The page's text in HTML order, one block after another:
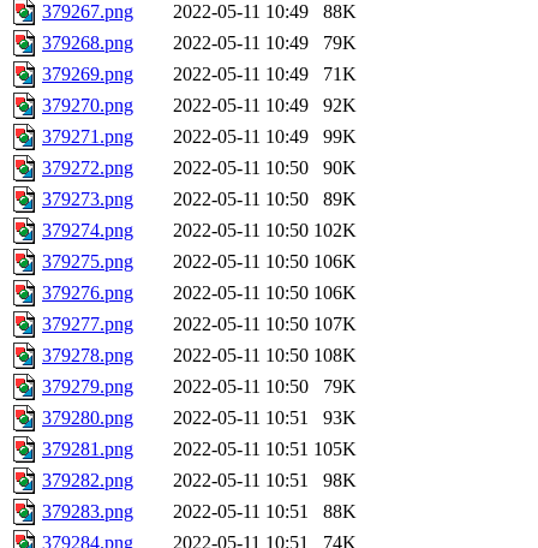
379267.png
2022-05-11 10:49
88K
379268.png
2022-05-11 10:49
79K
379269.png
2022-05-11 10:49
71K
379270.png
2022-05-11 10:49
92K
379271.png
2022-05-11 10:49
99K
379272.png
2022-05-11 10:50
90K
379273.png
2022-05-11 10:50
89K
379274.png
2022-05-11 10:50 102K
379275.png
2022-05-11 10:50 106K
379276.png
2022-05-11 10:50 106K
379277.png
2022-05-11 10:50 107K
379278.png
2022-05-11 10:50 108K
379279.png
2022-05-11 10:50
79K
379280.png
2022-05-11 10:51
93K
379281.png
2022-05-11 10:51 105K
379282.png
2022-05-11 10:51
98K
379283.png
2022-05-11 10:51
88K
379284.png
2022-05-11 10:51
74K